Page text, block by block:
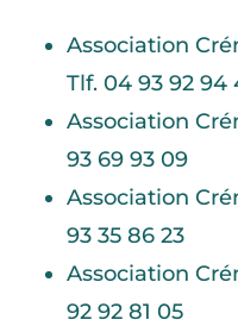
Association
Tlf. 04 93 92 94
Association
93 69 93 09
Association
93 35 86 23
Association
92 92 81 05